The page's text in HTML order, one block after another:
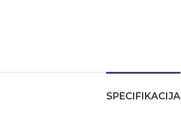
SPECIFIKACIJA